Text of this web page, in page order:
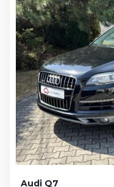
Audi Q7